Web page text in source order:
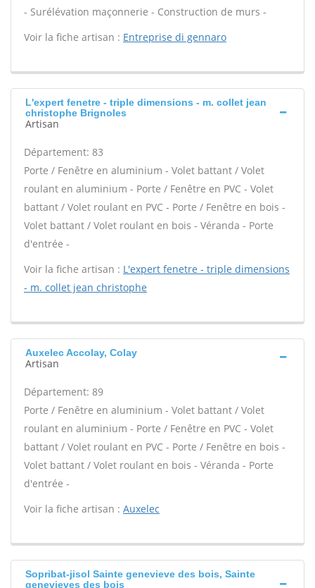
- Surélévation maçonnerie - Construction de murs -
Voir la fiche artisan : Entreprise di gennaro
L'expert fenetre - triple dimensions - m. collet jean
christophe Brignoles
Artisan
Département: 83
Porte / Fenêtre en aluminium - Volet battant / Volet
roulant en aluminium - Porte / Fenêtre en PVC - Volet
battant / Volet roulant en PVC - Porte / Fenêtre en bois -
Volet battant / Volet roulant en bois - Véranda - Porte
d'entrée -
Voir la fiche artisan : L'expert fenetre - triple dimensions
- m. collet jean christophe
Auxelec Accolay, Colay
Artisan
Département: 89
Porte / Fenêtre en aluminium - Volet battant / Volet
roulant en aluminium - Porte / Fenêtre en PVC - Volet
battant / Volet roulant en PVC - Porte / Fenêtre en bois -
Volet battant / Volet roulant en bois - Véranda - Porte
d'entrée -
Voir la fiche artisan : Auxelec
Sopribat-jisol Sainte genevieve des bois, Sainte
genevieves des bois